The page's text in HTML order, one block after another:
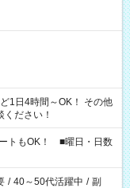
時間～OK！ その他
ださい！
トもOK！ ■曜日・日数
/ 40～50代活躍中 / 副